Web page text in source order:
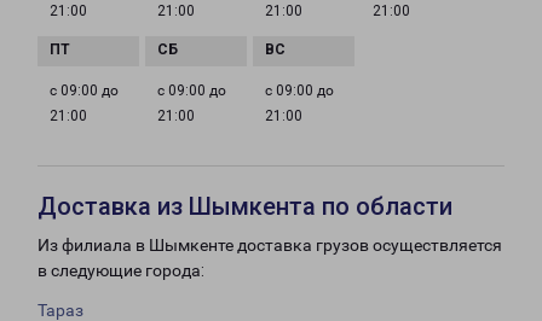
21:00
21:00
21:00
21:00
с 09:00 до
21:00
с 09:00 до
21:00
с 09:00 до
21:00
Доставка из Шымкента по области
Из филиала в Шымкенте доставка грузов осуществляется
в следующие города:
Тараз